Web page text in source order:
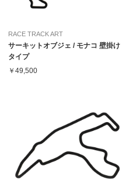
RACE TRACK ART
サーキットオブジェ / モナコ 壁掛け
タイプ
￥49,500